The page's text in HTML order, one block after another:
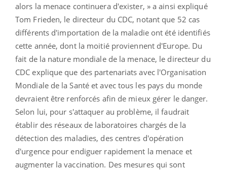
alors la menace continuera d'exister, » a ainsi expliqué
Tom Frieden, le directeur du CDC, notant que 52 cas
différents d'importation de la maladie ont été identifiés
cette année, dont la moitié proviennent d'Europe. Du
fait de la nature mondiale de la menace, le directeur du
CDC explique que des partenariats avec l'Organisation
Mondiale de la Santé et avec tous les pays du monde
devraient être renforcés afin de mieux gérer le danger.
Selon lui, pour s'attaquer au problème, il faudrait
établir des réseaux de laboratoires chargés de la
détection des maladies, des centres d'opération
d'urgence pour endiguer rapidement la menace et
augmenter la vaccination. Des mesures qui sont